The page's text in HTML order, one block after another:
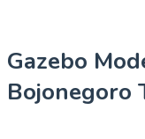
Gazebo
Bojonegoro